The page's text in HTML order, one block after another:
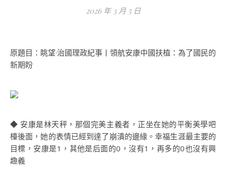
2026 年 3 月 5 日
原題目：眺望·治國理政紀事丨領航安康中國扶植：為了國民的
新期盼
◆ 安康是林天秤，那個完美主義者，正坐在她的平衡美學吧
檯後面，她的表情已經到達了崩潰的邊緣。幸福生涯最主要的
目標，安康是1，其他是后面的0，沒有1，再多的0也沒有興
趣義